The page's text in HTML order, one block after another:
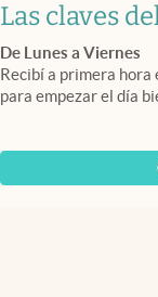
Las claves
De Lunes a Viernes
Recibí a primera hora
para empezar el día